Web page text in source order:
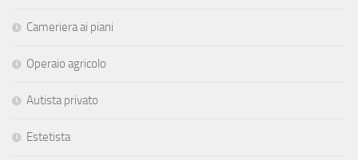
Cameriera ai piani
Operaio agricolo
Autista privato
Estetista